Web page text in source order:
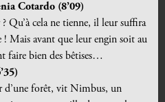
Cotardo (8’09)
Qu’à cela ne tienne, il leur suffira
! Mais avant que leur engin soit au
faire bien des bêtises…
d’une forêt, vit Nimbus, un